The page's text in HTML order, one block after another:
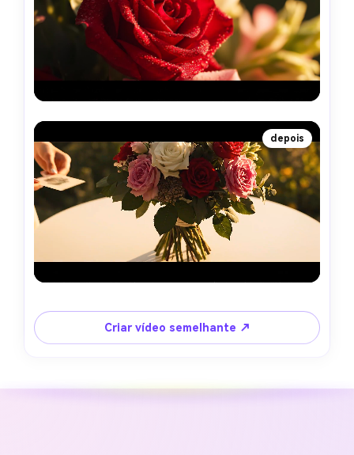
depois
Criar vídeo semelhante ↗